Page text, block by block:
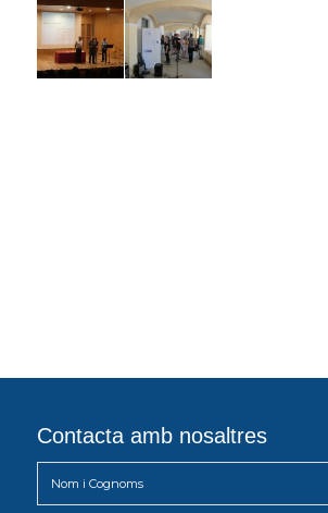
Contacta amb nosaltres